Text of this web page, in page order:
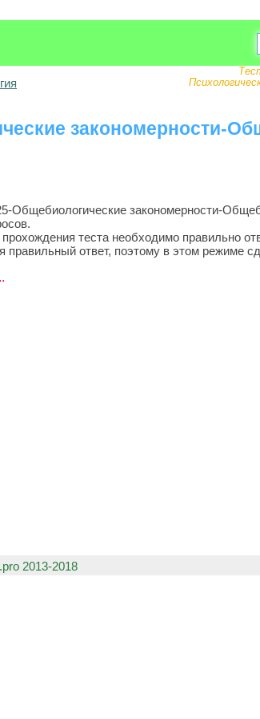
закономерности-
закономерности-
теста необходимо правильно
ответ, поэтому в этом режиме
2013-2018